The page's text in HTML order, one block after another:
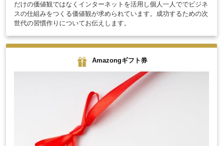
だけの価値観ではなくインターネットを活用し個人一人ででビジネ
スの仕組みをつくる価値観が求められています。成功するための次
世代の習慣作りについてお伝えします。
Amazongギフト券